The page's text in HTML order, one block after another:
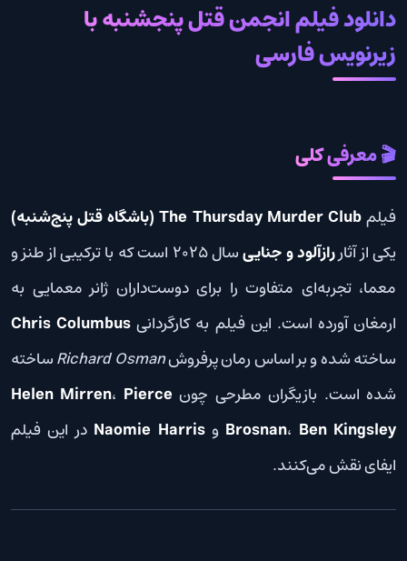
دانلود فیلم انجمن قتل پنجشنبه با
زیرنویس فارسی
🎬 معرفی کلی
فیلمThe Thursday Murder Club (باشگاه قتل پنج‌شنبه)
یکی از آثاررازآلود و جنایی
سال 2025 است که با ترکیبی از طنز و
معما، تجربه‌ای متفاوت را برای دوست‌داران ژانر معمایی به
ارمغان آورده است. این فیلم به کارگردانی Chris Columbus
ساخته شده و بر اساس رمان پرفروشRichard Osmanساخته
شده است. بازیگران مطرحی چون
Helen Mirren، Pierce
Brosnan، Ben Kingsley وNaomie Harris در این فیلم
ایفای نقش می‌کنند.